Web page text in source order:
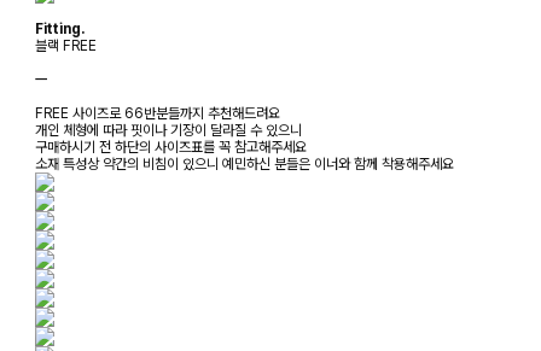
Fitting.
블랙 FREE
ㅡ
FREE 사이즈로 66반분들까지 추천해드려요
개인 체형에 따라 핏이나 기장이 달라질 수 있으니
구매하시기 전 하단의 사이즈표를 꼭 참고해주세요
소재 특성상 약간의 비침이 있으니 예민하신 분들은 이너와 함께 착용해주세요